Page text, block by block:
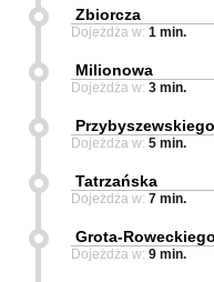
Zbiorcza
Dojeżdża w: 1 min.
Milionowa
Dojeżdża w: 3 min.
Przybyszewskiego
Dojeżdża w: 5 min.
Tatrzańska
Dojeżdża w: 7 min.
Grota-Roweckiego
Dojeżdża w: 9 min.